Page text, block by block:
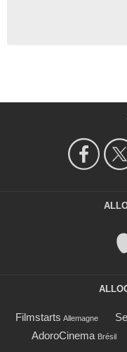
Filmstarts Allemagne
AdoroCinema Brésil